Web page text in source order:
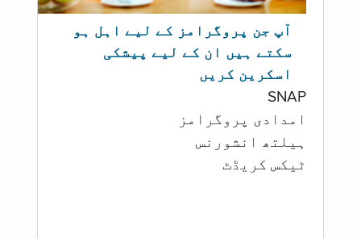
آپ جن پروگرامز کے لیے اہل ہو
سکتے ہیں ان کے لیے پیشکی
اسکرین کریں
SNAP
امدادی پروگرامز
‏ہیلتھ انشورنس
ٹیکس کریڈٹ